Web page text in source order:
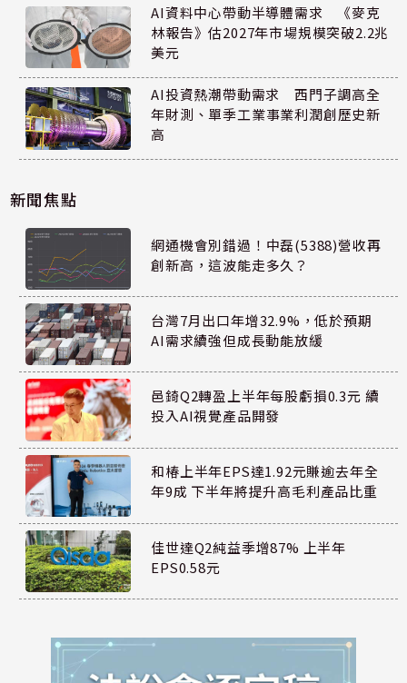
AI資料中心帶動半導體需求 《麥克
林報告》估2027年市場規模突破2.2兆
美元
AI投資熱潮帶動需求 西門子調高全
年財測、單季工業事業利潤創歷史新
高
新聞焦點
網通機會別錯過！中磊(5388)營收再
創新高，這波能走多久？
台灣7月出口年增32.9%，低於預期
AI需求續強但成長動能放緩
邑錡Q2轉盈上半年每股虧損0.3元 續
投入AI視覺產品開發
和椿上半年EPS達1.92元賺逾去年全
年9成 下半年將提升高毛利產品比重
佳世達Q2純益季增87% 上半年
EPS0.58元